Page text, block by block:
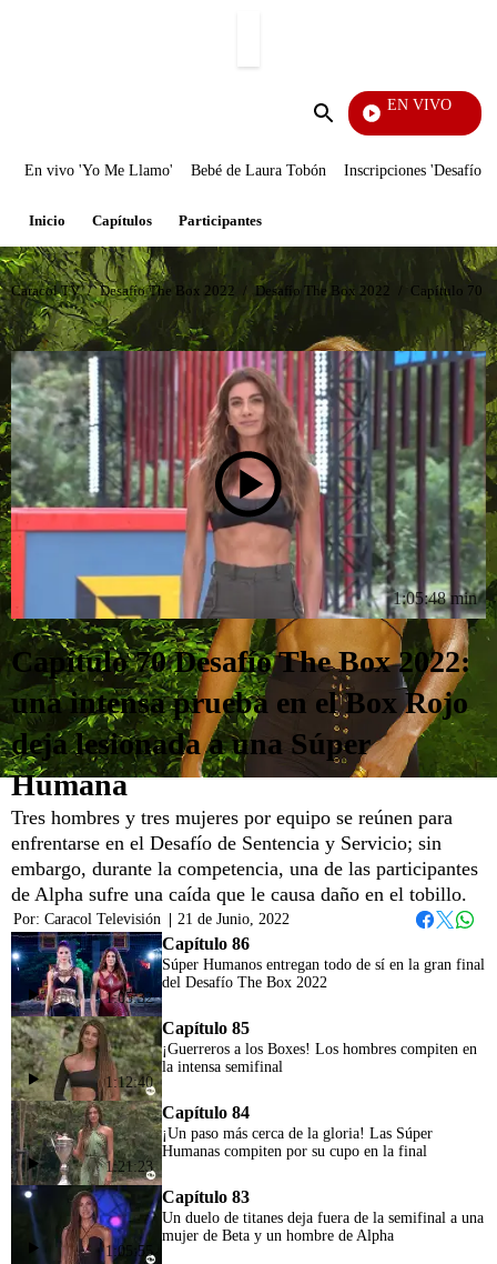
Enviar
EN VIVO
La Red
En vivo 'Yo Me Llamo' Bebé de Laura Tobón Inscripciones 'Desafío'
Inicio Capítulos Participantes
Caracol TV / Desafío The Box 2022 / Desafío The Box 2022 / Capítulo 70
1:05:48 min
Capítulo 70 Desafío The Box 2022:
una intensa prueba en el Box Rojo
deja lesionada a una Súper
Humana
Tres hombres y tres mujeres por equipo se reúnen para
enfrentarse en el Desafío de Sentencia y Servicio; sin
embargo, durante la competencia, una de las participantes
de Alpha sufre una caída que le causa daño en el tobillo.
Por: Caracol Televisión
21 de Junio, 2022
1:05:32
Capítulo 86
Súper Humanos entregan todo de sí en la gran final
del Desafío The Box 2022
1:12:40
Capítulo 85
¡Guerreros a los Boxes! Los hombres compiten en
la intensa semifinal
1:21:23
Capítulo 84
¡Un paso más cerca de la gloria! Las Súper
Humanas compiten por su cupo en la final
1:05:55
Capítulo 83
Un duelo de titanes deja fuera de la semifinal a una
mujer de Beta y un hombre de Alpha